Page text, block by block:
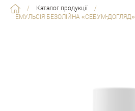
/ Каталог продукції
/
ЕМУЛЬСІЯ БЕЗОЛІЙНА «СЕБУМ-ДОГЛЯД»